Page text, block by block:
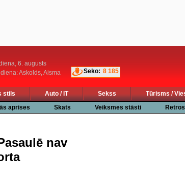
6. augusts
Askolds, Aisma
Seko: 8 185
stils Auto / IT Sekss Tūrisms /
aprises Skats Veiksmes stāsti
nav